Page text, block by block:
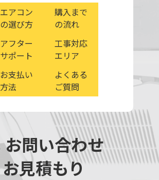
エアコン
の選び方
購入まで
の流れ
アフター
サポート
工事対応
エリア
お支払い
方法
よくある
ご質問
お問い合わせ
お見積もり